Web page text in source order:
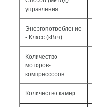
управления
Энергопотребление
- Класс (кВтч)
Количество
моторов-
компрессоров
Количество камер